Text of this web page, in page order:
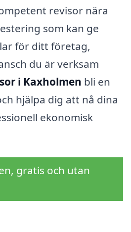
revisor nära
som kan ge
för ditt företag,
du är verksam
i Kaxholmen bli en
hjälpa dig att nå dina
ekonomisk
gratis och utan